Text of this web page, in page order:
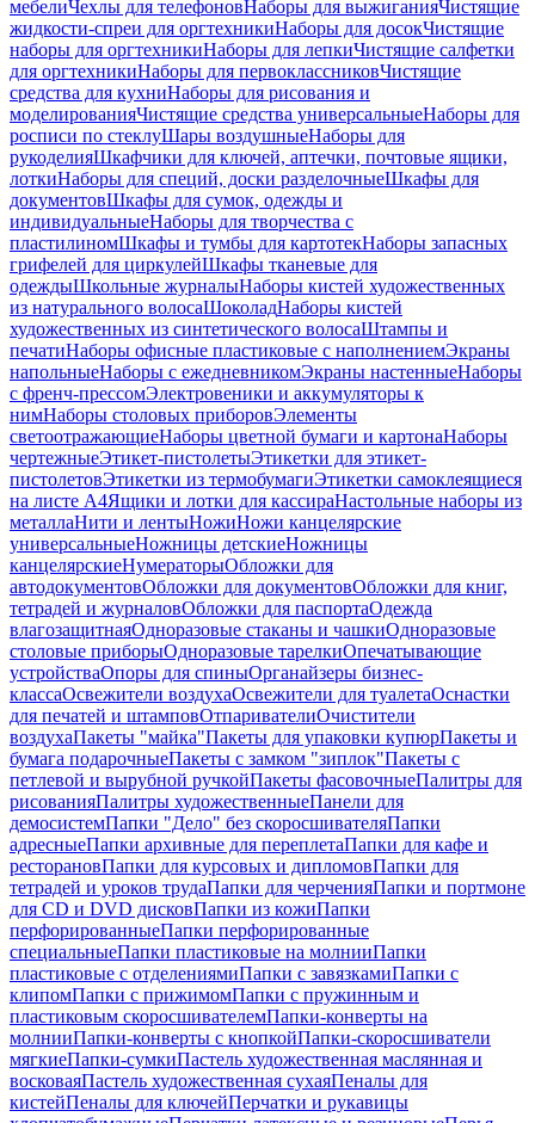
мебелиЧехлы для телефоновНаборы для выжиганияЧистящие
жидкости-спреи для оргтехникиНаборы для досокЧистящие
наборы для оргтехникиНаборы для лепкиЧистящие салфетки
для оргтехникиНаборы для первоклассниковЧистящие
средства для кухниНаборы для рисования и
моделированияЧистящие средства универсальныеНаборы для
росписи по стеклуШары воздушныеНаборы для
рукоделияШкафчики для ключей, аптечки, почтовые ящики,
лоткиНаборы для специй, доски разделочныеШкафы для
документовШкафы для сумок, одежды и
индивидуальныеНаборы для творчества с
пластилиномШкафы и тумбы для картотекНаборы запасных
грифелей для циркулейШкафы тканевые для
одеждыШкольные журналыНаборы кистей художественных
из натурального волосаШоколадНаборы кистей
художественных из синтетического волосаШтампы и
печатиНаборы офисные пластиковые с наполнениемЭкраны
напольныеНаборы с ежедневникомЭкраны настенныеНаборы
с френч-прессомЭлектровеники и аккумуляторы к
нимНаборы столовых приборовЭлементы
светоотражающиеНаборы цветной бумаги и картонаНаборы
чертежныеЭтикет-пистолетыЭтикетки для этикет-
пистолетовЭтикетки из термобумагиЭтикетки самоклеящиеся
на листе А4Ящики и лотки для кассираНастольные наборы из
металлаНити и лентыНожиНожи канцелярские
универсальныеНожницы детскиеНожницы
канцелярскиеНумераторыОбложки для
автодокументовОбложки для документовОбложки для книг,
тетрадей и журналовОбложки для паспортаОдежда
влагозащитнаяОдноразовые стаканы и чашкиОдноразовые
столовые приборыОдноразовые тарелкиОпечатывающие
устройстваОпоры для спиныОрганайзеры бизнес-
классаОсвежители воздухаОсвежители для туалетаОснастки
для печатей и штамповОтпаривателиОчистители
воздухаПакеты "майка"Пакеты для упаковки купюрПакеты и
бумага подарочныеПакеты с замком "зиплок"Пакеты с
петлевой и вырубной ручкойПакеты фасовочныеПалитры для
рисованияПалитры художественныеПанели для
демосистемПапки "Дело" без скоросшивателяПапки
адресныеПапки архивные для переплетаПапки для кафе и
ресторановПапки для курсовых и дипломовПапки для
тетрадей и уроков трудаПапки для черченияПапки и портмоне
для CD и DVD дисковПапки из кожиПапки
перфорированныеПапки перфорированные
специальныеПапки пластиковые на молнииПапки
пластиковые с отделениямиПапки с завязкамиПапки с
клипомПапки с прижимомПапки с пружинным и
пластиковым скоросшивателемПапки-конверты на
молнииПапки-конверты с кнопкойПапки-скоросшиватели
мягкиеПапки-сумкиПастель художественная маслянная и
восковаяПастель художественная сухаяПеналы для
кистейПеналы для ключейПерчатки и рукавицы